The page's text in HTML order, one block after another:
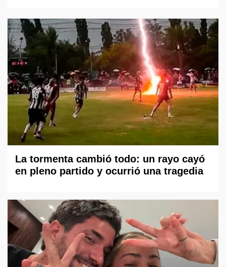
La tormenta cambió todo: un rayo cayó
en pleno partido y ocurrió una tragedia